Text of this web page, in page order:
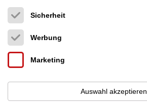
DynaudioDynaudio Contour 1.8
MK2 Standlautsprecher in weiß
Standlautsprecher
Sicherheit
Werbung
Marketing
Auswahl akzeptieren